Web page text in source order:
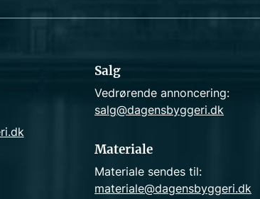
Salg
Vedrørende annoncering:
salg@dagensbyggeri.dk
Materiale
Materiale sendes til:
materiale@dagensbyggeri.dk